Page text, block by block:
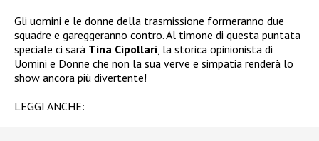
Gli uomini e le donne della trasmissione formeranno due
squadre e gareggeranno contro. Al timone di questa puntata
speciale ci sarà Tina Cipollari , la storica opinionista di
Uomini e Donne che non la sua verve e simpatia renderà lo
show ancora più divertente!
LEGGI ANCHE: